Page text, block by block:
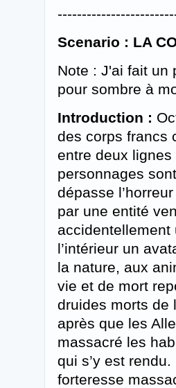
Scenario : LA
Note : J'ai fait un
pour sombre à
Introduction :
des corps francs
entre deux
personnages
dépasse
par une entité
accidentellement
l’intérieur un
la nature, aux
vie et de mort
druides morts de
après que les
massacré les
qui s’y est
forteresse